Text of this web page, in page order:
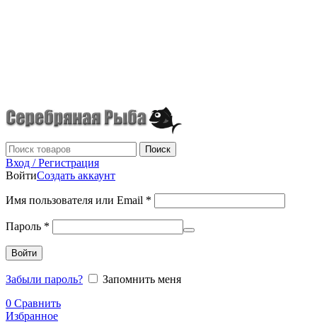
Поиск
Вход / Регистрация
ВойтиСоздать аккаунт
Имя пользователя или Email *
Пароль *
Войти
Забыли пароль?
Запомнить меня
0 Сравнить
Избранное